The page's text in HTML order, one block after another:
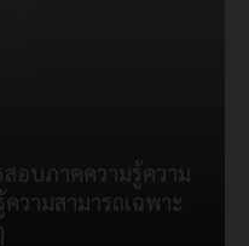
อบภาคความรู้ความ
วามสามารถเฉพาะ